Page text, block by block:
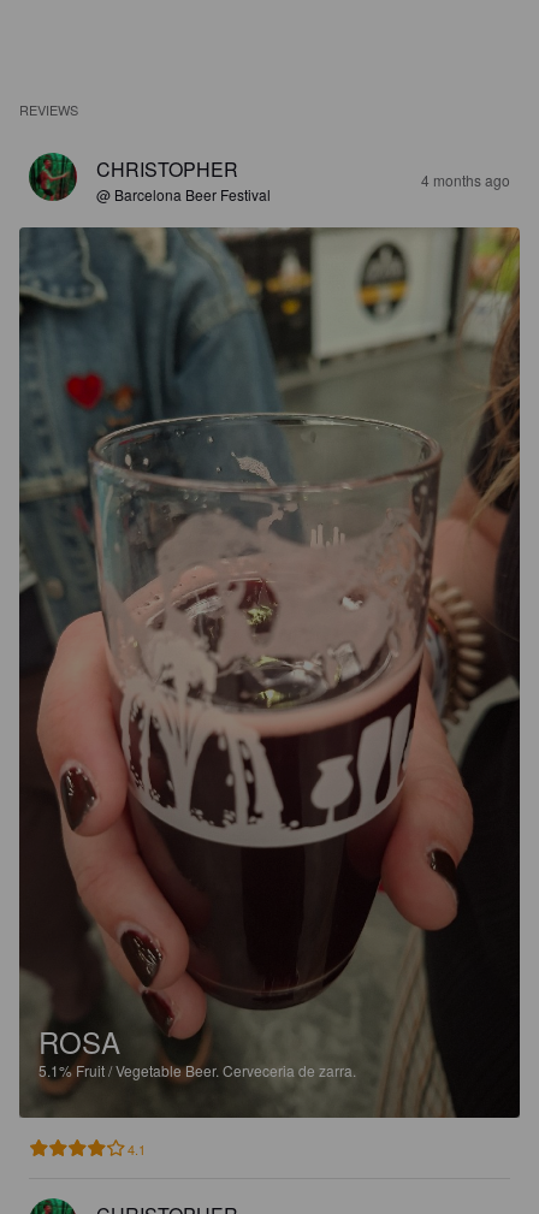
REVIEWS
CHRISTOPHER
@ Barcelona Beer Festival
4 months ago
ROSA
5.1%Fruit / Vegetable Beer. Cerveceria de zarra.
4.1